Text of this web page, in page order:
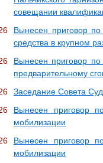
совещании
Вынесен приговор
средства в крупном
Вынесен приговор
предварительному
Заседание Совета
Вынесен приговор
мобилизации
Вынесен приговор
мобилизации